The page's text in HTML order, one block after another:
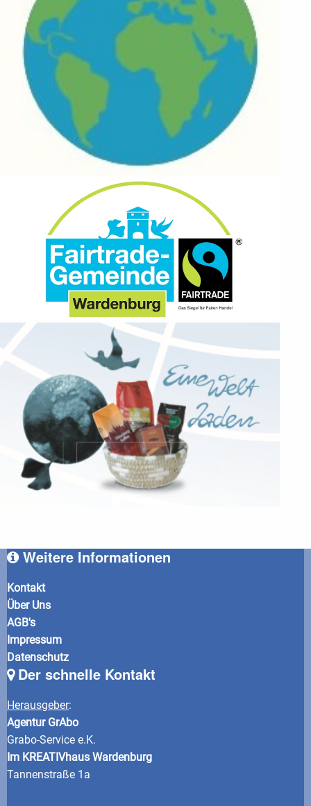
Weitere Informationen
Kontakt
Über Uns
AGB's
Impressum
Datenschutz
Der schnelle Kontakt
Herausgeber:
Agentur GrAbo
Grabo-Service e.K.
Im KREATIVhaus Wardenburg
Tannenstraße 1a